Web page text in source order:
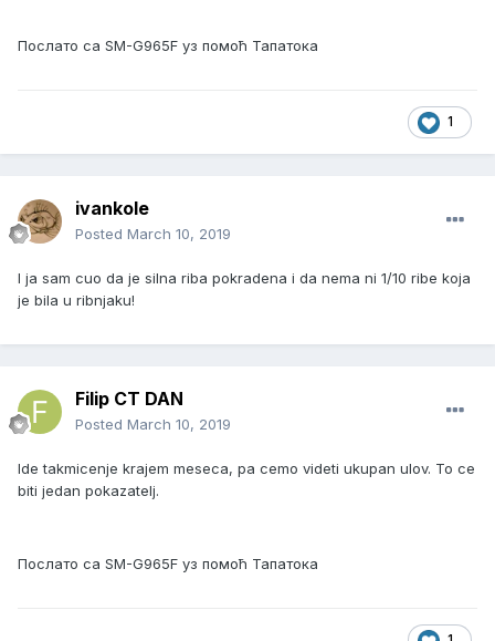
Послато са SM-G965F уз помоћ Тапатока
1
ivankole
Posted March 10, 2019
I ja sam cuo da je silna riba pokradena i da nema ni 1/10 ribe koja
je bila u ribnjaku!
Filip CT DAN
Posted March 10, 2019
Ide takmicenje krajem meseca, pa cemo videti ukupan ulov. To ce
biti jedan pokazatelj.
Послато са SM-G965F уз помоћ Тапатока